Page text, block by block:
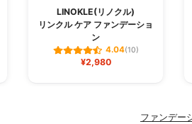
LINOKLE(リノクル)
リンクル ケア ファンデーショ
ン
4.04(10)
¥2,980
ファンデー